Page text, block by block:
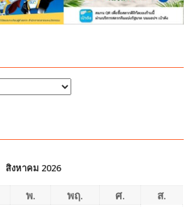
สิงหาคม 2026
พ. พฤ. ศ.
ส.